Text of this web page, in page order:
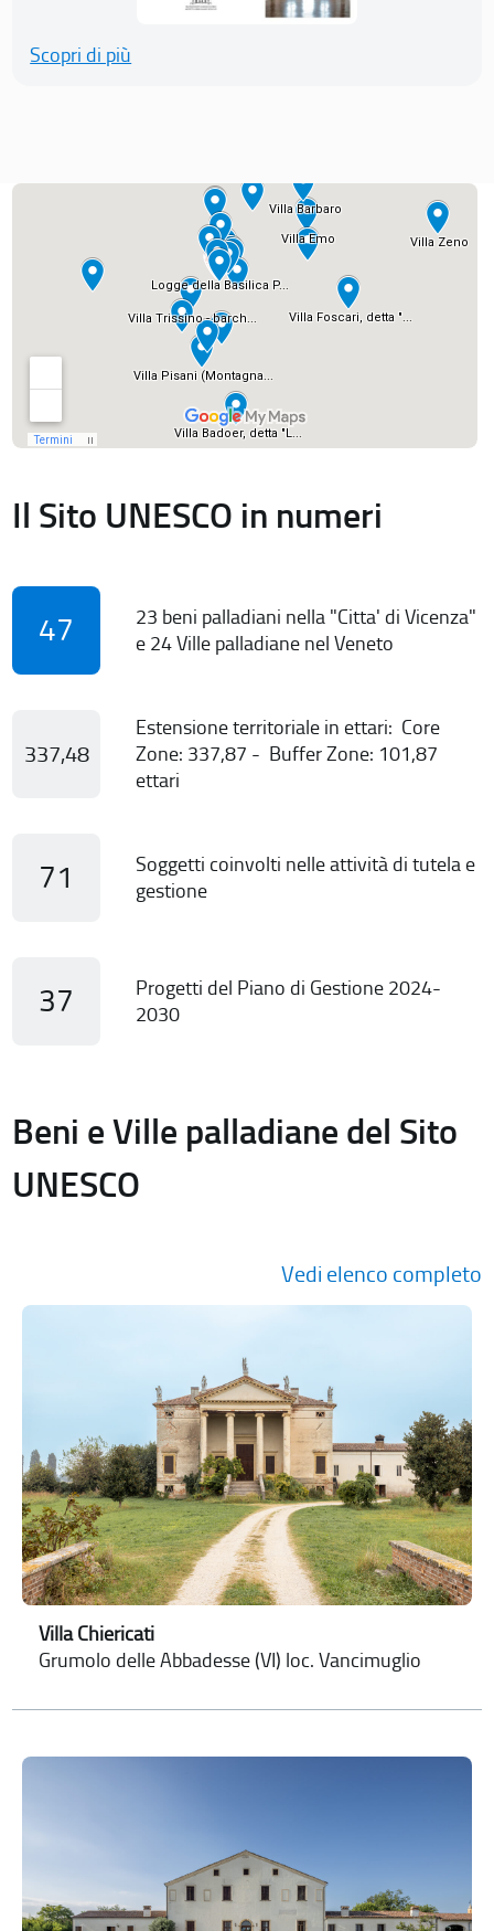
Scopri di più
Il Sito UNESCO in numeri
47
23 beni palladiani nella "Citta' di Vicenza"
e 24 Ville palladiane nel Veneto
337,48
Estensione territoriale in ettari: Core
Zone: 337,87 - Buffer Zone: 101,87
ettari
71
Soggetti coinvolti nelle attività di tutela e
gestione
37
Progetti del Piano di Gestione 2024-
2030
Beni e Ville palladiane del Sito
UNESCO
Vedi elenco completo
Villa Chiericati
Grumolo delle Abbadesse (VI) loc. Vancimuglio